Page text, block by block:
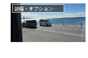
装備・オプション・用途